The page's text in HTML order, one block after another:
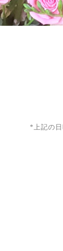
*上記の